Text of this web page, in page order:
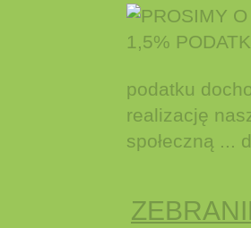
podatku
realizację
społeczną ...